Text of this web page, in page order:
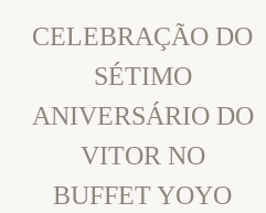
CELEBRAÇÃO DO
SÉTIMO
ANIVERSÁRIO DO
VITOR NO
BUFFET YOYO